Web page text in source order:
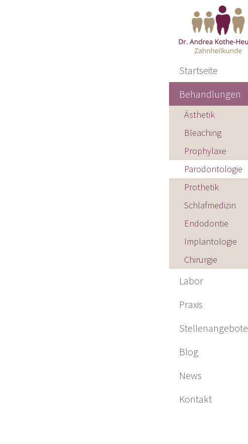
überspringen
Startseite
Behandlungen
Ästhetik
Bleaching
Prophylaxe
Parodontologie
Prothetik
Schlafmedizin
Endodontie
Implantologie
Chirurgie
Labor
Praxis
Stellenangebote
Blog
News
Kontakt